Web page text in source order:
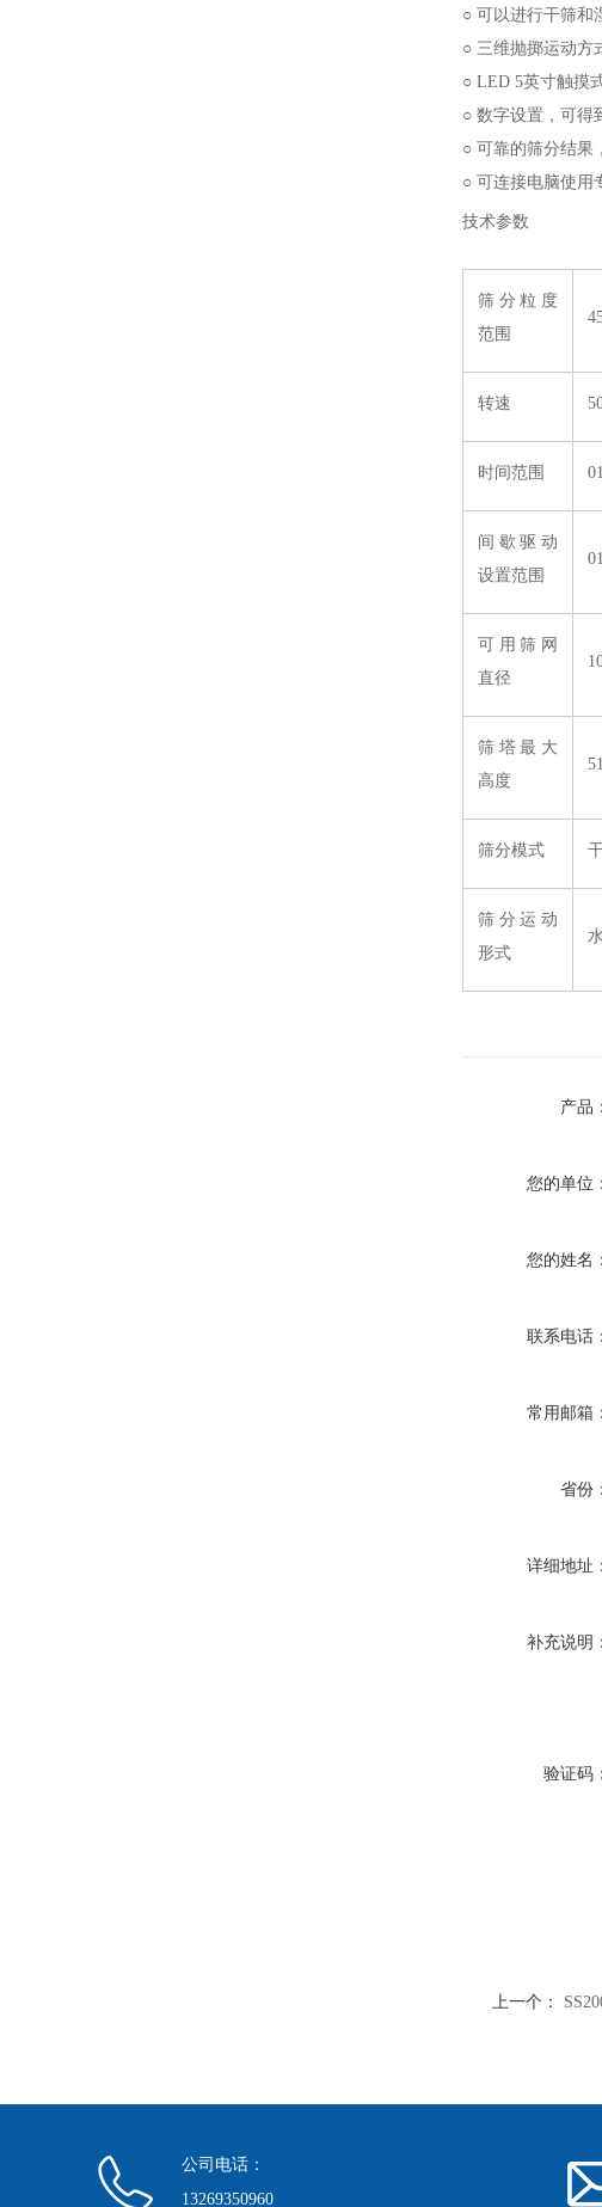
○ 可以进行干筛和
○ 三维抛掷运动方
○ LED 5英寸触摸
○ 数字设置，可得
○ 可靠的筛分结果
○ 可连接电脑使用
技术参数
筛分粒度
范围
转速
时间范围
间歇驱动
设置范围
可用筛网
直径
筛塔最大
高度
筛分模式
筛分运动
形式
产品：
您的单位：
您的姓名：
联系电话：
常用邮箱：
省份：
详细地址：
补充说明：
验证码：
上一个：
公司电话：
13269350960